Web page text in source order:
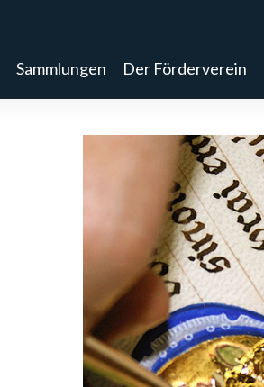
Sammlungen Der Förderverein